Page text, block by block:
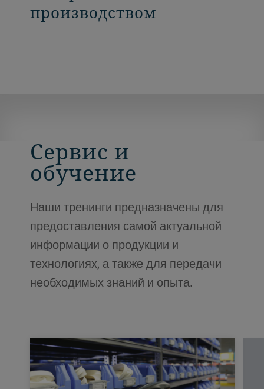
производством
Сервис и
обучение
Наши тренинги предназначены для
предоставления самой актуальной
информации о продукции и
технологиях, а также для передачи
необходимых знаний и опыта.